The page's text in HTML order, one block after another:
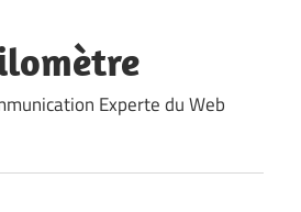
Experte du Web